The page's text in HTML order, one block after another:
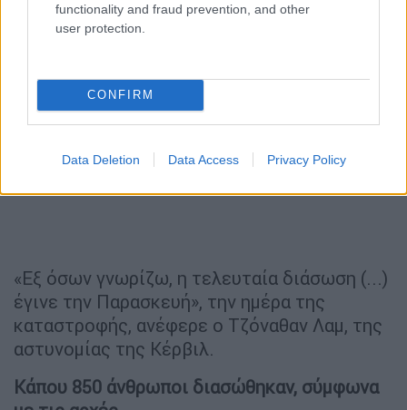
functionality and fraud prevention, and other
user protection.
CONFIRM
Data Deletion Data Access Privacy Policy
«Εξ όσων γνωρίζω, η τελευταία διάσωση (...)
έγινε την Παρασκευή», την ημέρα της
καταστροφής, ανέφερε ο Τζόναθαν Λαμ, της
αστυνομίας της Κέρβιλ.
Κάπου 850 άνθρωποι διασώθηκαν, σύμφωνα